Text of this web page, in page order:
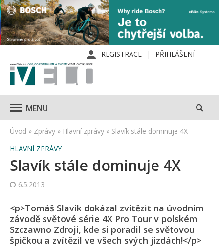
REGISTRACE PŘIHLÁŠENÍ
MENU
Úvod » Zprávy » Hlavní zprávy » Slavík stále dominuje 4X
HLAVNÍ ZPRÁVY
Slavík stále dominuje 4X
6.5.2013
<p>Tomáš Slavík dokázal zvítězit na úvodním
závodě světové série 4X Pro Tour v polském
Szczawno Zdroji, kde si poradil se světovou
špičkou a zvítězil ve všech svých jízdách!</p>